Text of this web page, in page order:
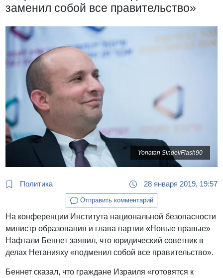
заменил собой все правительство»
Yonatan Sindel/Flash90
Политика 28 января 2019, 19:57
Отправить комментарий
На конференции Института национальной безопасности
министр образования и глава партии «Новые правые»
Нафтали Беннет заявил, что юридический советник в
делах Нетанияху «подменил собой все правительство».
Беннет сказал, что граждане Израиля «готовятся к